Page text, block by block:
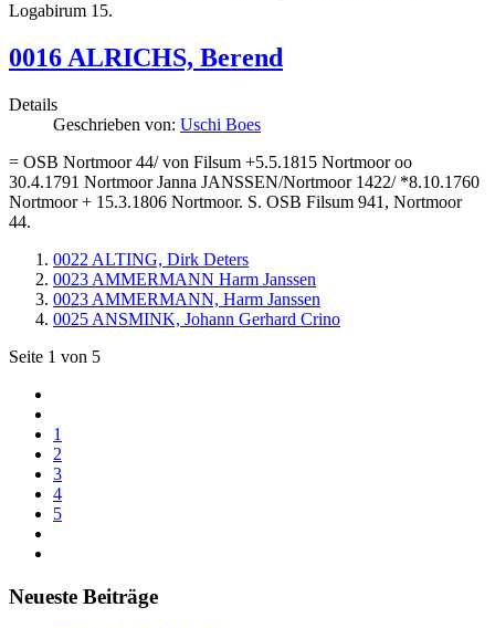
Logabirum 15.
0016 ALRICHS, Berend
Details
Geschrieben von: Uschi Boes
= OSB Nortmoor 44/ von Filsum +5.5.1815 Nortmoor oo
30.4.1791 Nortmoor Janna JANSSEN/Nortmoor 1422/ *8.10.1760
Nortmoor + 15.3.1806 Nortmoor. S. OSB Filsum 941, Nortmoor
44.
0022 ALTING, Dirk Deters
0023 AMMERMANN Harm Janssen
0023 AMMERMANN, Harm Janssen
0025 ANSMINK, Johann Gerhard Crino
Seite 1 von 5
1
2
3
4
5
Neueste Beiträge